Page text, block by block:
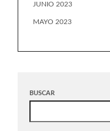
JUNIO 2023
MAYO 2023
BUSCAR